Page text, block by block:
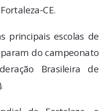
CE.
principais escolas de
do campeonato
Brasileira de